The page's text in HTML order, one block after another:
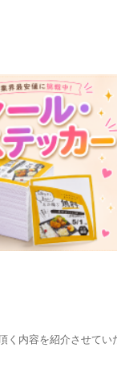
く内容を紹介させてい